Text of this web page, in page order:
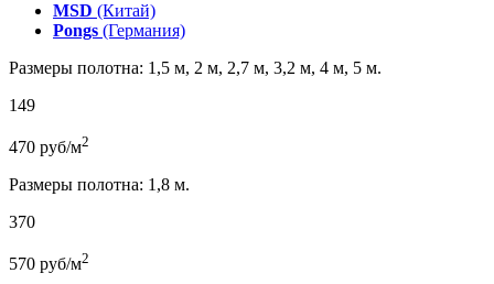
MSD (Китай)
Pongs (Германия)
Размеры полотна: 1,5 м, 2 м, 2,7 м, 3,2 м, 4 м, 5 м.
149
470 руб/м2
Размеры полотна: 1,8 м.
370
570 руб/м2